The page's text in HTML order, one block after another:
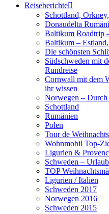
Reiseberichte
Schottland,
Donaudelta
Baltikum Roadtrip
Baltikum –
Die schönsten
Südschweden mit
Rundreise
Cornwall mit dem
ihr wissen
Norwegen –
Schottland
Rumänien
Polen
Tour de
Wohnmobil Top-
Ligurien &
Schweden –
TOP
Ligurien / Italien
Schweden 2017
Norwegen 2016
Schweden 2015